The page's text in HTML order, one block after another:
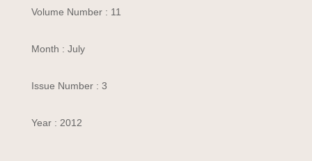
Volume Number : 11
Month : July
Issue Number : 3
Year : 2012